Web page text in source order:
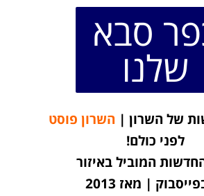
סבא
שלנו
של השרון | השרון פוסט
לפני כולם!
המוביל באיזור
| מאז 2013